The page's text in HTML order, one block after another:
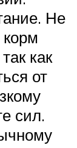
Не
как
от
сил.